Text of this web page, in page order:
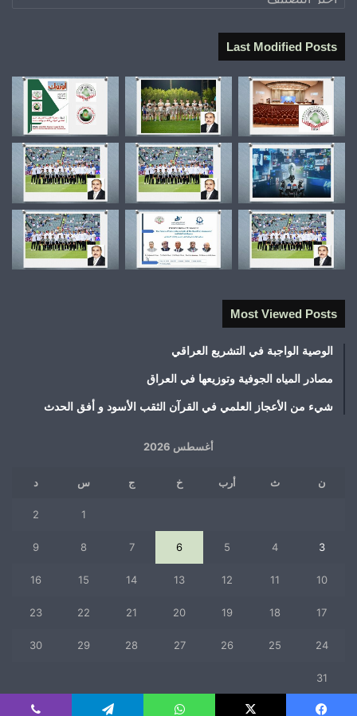
Last Modified Posts
Most Viewed Posts
الوصية الواجبة في التشريع العراقي
مصادر المياه الجوفية وتوزيعها في العراق
شيء من الأعجاز العلمي في القرآن الثقب الأسود و أفق الحدث
أغسطس 2026
ن ث أرب خ ج س د
1
2
3
4
5
6
7
8
9
10
11
12
13
14
15
16
17
18
19
20
21
22
23
24
25
26
27
28
29
30
31